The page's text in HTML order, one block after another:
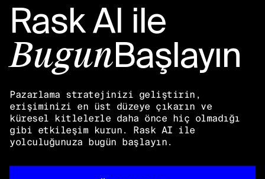
Rask AI ile
BugünBaşlayın
Pazarlama stratejinizi geliştirin,
erişiminizi en üst düzeye çıkarın ve
küresel kitlelerle daha önce hiç olmadığı
gibi etkileşim kurun. Rask AI ile
yolculuğunuza bugün başlayın.